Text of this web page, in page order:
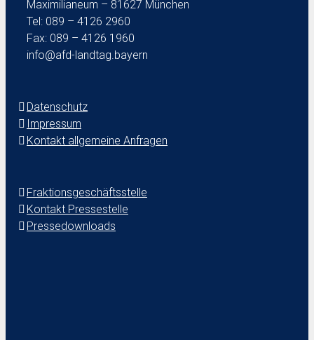
Maximilianeum – 81627 München
Tel: 089 – 4126 2960
Fax: 089 – 4126 1960
info@afd-landtag.bayern
Datenschutz
Impressum
Kontakt allgemeine Anfragen
Fraktionsgeschäftsstelle
Kontakt Pressestelle
Pressedownloads